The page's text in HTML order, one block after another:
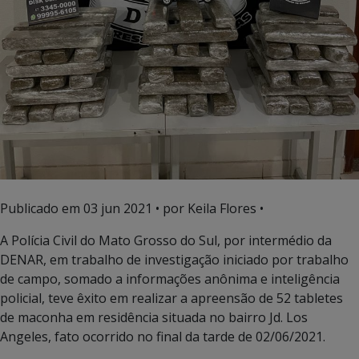
Publicado em 03 jun 2021 • por Keila Flores •
A Polícia Civil do Mato Grosso do Sul, por intermédio da
DENAR, em trabalho de investigação iniciado por trabalho
de campo, somado a informações anônima e inteligência
policial, teve êxito em realizar a apreensão de 52 tabletes
de maconha em residência situada no bairro Jd. Los
Angeles, fato ocorrido no final da tarde de 02/06/2021.